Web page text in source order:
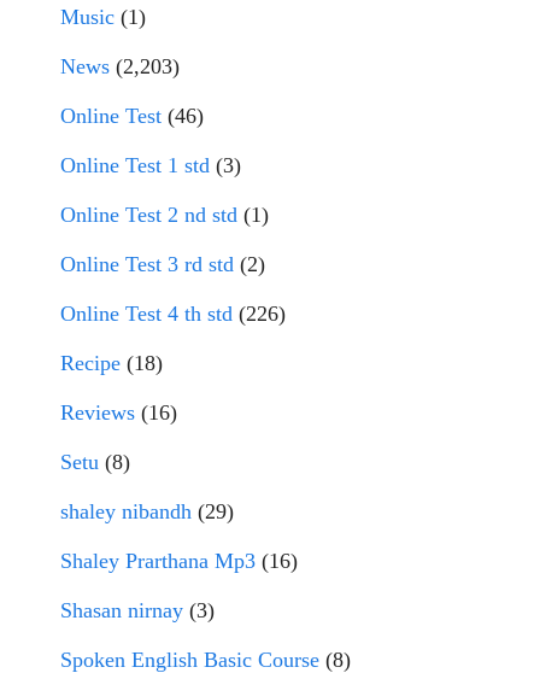
Music (1)
News (2,203)
Online Test (46)
Online Test 1 std (3)
Online Test 2 nd std (1)
Online Test 3 rd std (2)
Online Test 4 th std (226)
Recipe (18)
Reviews (16)
Setu (8)
shaley nibandh (29)
Shaley Prarthana Mp3 (16)
Shasan nirnay (3)
Spoken English Basic Course (8)